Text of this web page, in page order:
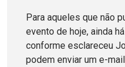
Para aqueles que não
evento de hoje, ainda
conforme esclareceu
podem enviar um e-